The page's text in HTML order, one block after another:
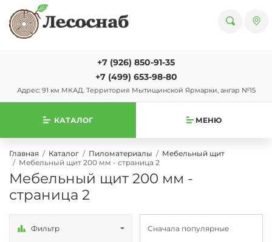
+7 (926) 850-91-35
+7 (499) 653-98-80
Адрес: 91 км МКАД. Территория Мытищинской Ярмарки, ангар №15
КАТАЛОГ МЕНЮ
Главная Каталог Пиломатериалы
Мебельный щит
Мебельный щит 200 мм - страница 2
Мебельный щит 200 мм -
страница 2
Фильтр